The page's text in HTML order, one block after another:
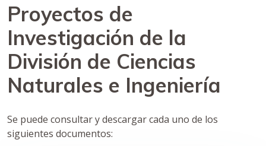
Proyectos de
Investigación de la
División de Ciencias
Naturales e Ingeniería
Se puede consultar y descargar cada uno de los
siguientes documentos: